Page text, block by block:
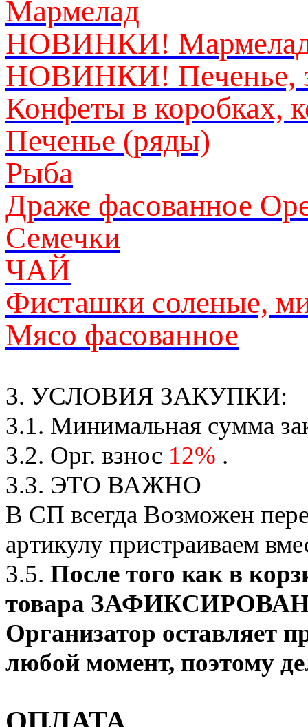
Мармелад
НОВИНКИ! Мармелад
НОВИНКИ! Печенье,
Конфеты в коробках,
Печенье (ряды)
Рыба
Драже фасованное
Семечки
ЧАЙ
Фисташки соленые,
Мясо фасованное
3. УСЛОВИЯ ЗАКУПКИ:
3.1. Минимальная сумма
3.2. Орг. взнос 12% .
3.3. ЭТО ВАЖНО
В СП всегда Возможен
артикулу пристраиваем
3.5. После того как в
товара ЗАФИКСИРОВАНО
Организатор оставляет
любой момент, поэтому